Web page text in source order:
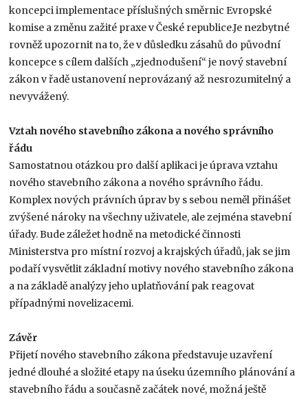
koncepci implementace příslušných směrnic Evropské
komise a změnu zažité praxe v České republice.Je nezbytné
rovněž upozornit na to, že v důsledku zásahů do původní
koncepce s cílem dalších „zjednodušení“ je nový stavební
zákon v řadě ustanovení neprovázaný až nesrozumitelný a
nevyvážený.
Vztah nového stavebního zákona a nového správního
řádu
Samostatnou otázkou pro další aplikaci je úprava vztahu
nového stavebního zákona a nového správního řádu.
Komplex nových právních úprav by s sebou neměl přinášet
zvýšené nároky na všechny uživatele, ale zejména stavební
úřady. Bude záležet hodně na metodické činnosti
Ministerstva pro místní rozvoj a krajských úřadů, jak se jim
podaří vysvětlit základní motivy nového stavebního zákona
a na základě analýzy jeho uplatňování pak reagovat
případnými novelizacemi.
Závěr
Přijetí nového stavebního zákona představuje uzavření
jedné dlouhé a složité etapy na úseku územního plánování a
stavebního řádu a současně začátek nové, možná ještě